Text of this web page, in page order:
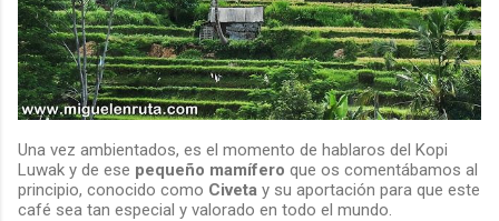
Una vez ambientados, es el momento de hablaros del Kopi
Luwak y de ese pequeño mamífero que os comentábamos al
principio, conocido como Civeta y su aportación para que este
café sea tan especial y valorado en todo el mundo.